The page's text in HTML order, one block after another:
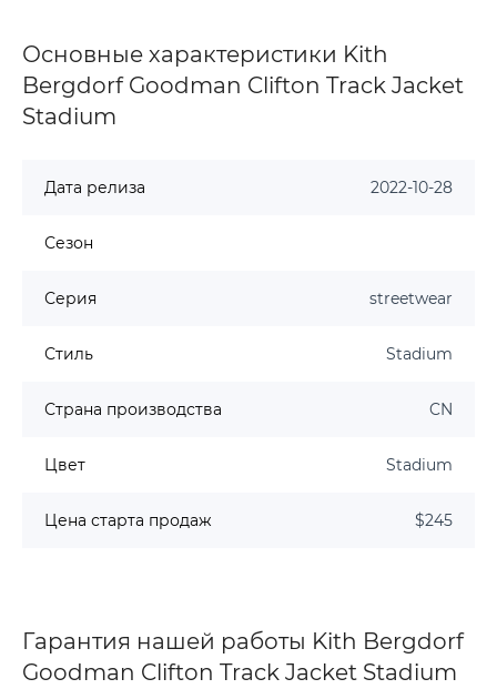
Основные характеристики Kith
Bergdorf Goodman Clifton Track Jacket
Stadium
Дата релиза 2022-10-28
Сезон
Серия streetwear
Стиль Stadium
Страна производства CN
Цвет Stadium
Цена старта продаж $245
Гарантия нашей работы Kith Bergdorf
Goodman Clifton Track Jacket Stadium